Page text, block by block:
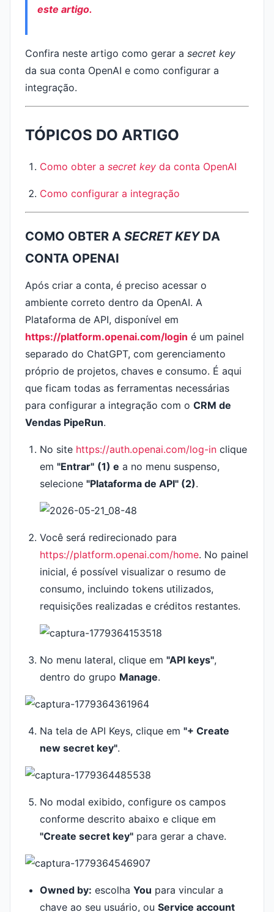
este artigo.
Confira neste artigo como gerar a secret key
da sua conta OpenAI e como configurar a
integração.
TÓPICOS DO ARTIGO
Como obter a secret key da conta OpenAI
Como configurar a integração
COMO OBTER A SECRET KEYDA
CONTA OPENAI
Após criar a conta, é preciso acessar o
ambiente correto dentro da OpenAI. A
Plataforma de API, disponível em
https://platform.openai.com/login é um painel
separado do ChatGPT, com gerenciamento
próprio de projetos, chaves e consumo. É aqui
que ficam todas as ferramentas necessárias
para configurar a integração com o CRM de
Vendas PipeRun.
No site https://auth.openai.com/log-in clique
em "Entrar" (1) e a no menu suspenso,
selecione "Plataforma de API" (2).
Você será redirecionado para
https://platform.openai.com/home. No painel
inicial, é possível visualizar o resumo de
consumo, incluindo tokens utilizados,
requisições realizadas e créditos restantes.
No menu lateral, clique em "API keys",
dentro do grupo Manage.
Na tela de API Keys, clique em "+ Create
new secret key".
No modal exibido, configure os campos
conforme descrito abaixo e clique em
"Create secret key" para gerar a chave.
Owned by: escolha You para vincular a
chave ao seu usuário, ou Service account